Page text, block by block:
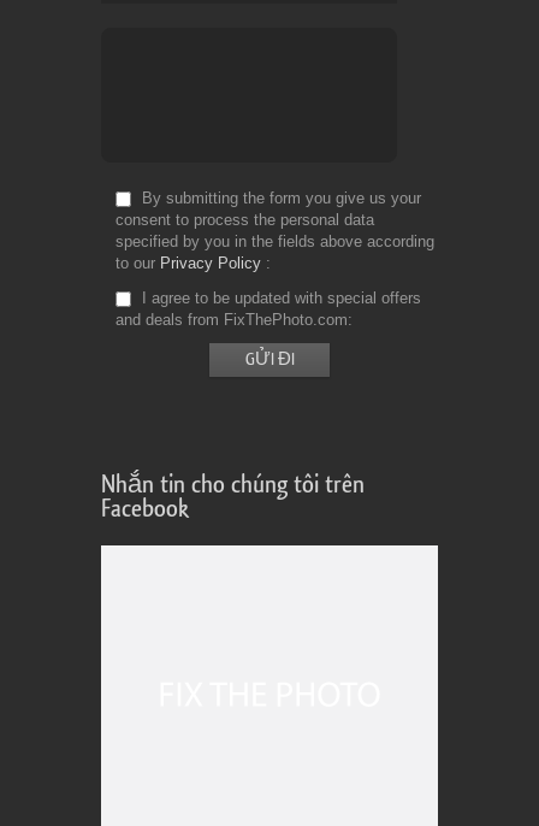
By submitting the form you give us your
consent to process the personal data
specified by you in the fields above according
to our Privacy Policy
I agree to be updated with special offers
and deals from FixThePhoto.com
Nhắn tin cho chúng tôi trên
Facebook